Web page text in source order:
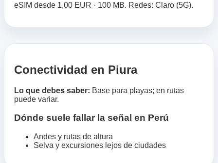
eSIM desde 1,00 EUR · 100 MB. Redes: Claro (5G).
Conectividad en Piura
Lo que debes saber: Base para playas; en rutas
puede variar.
Dónde suele fallar la señal en Perú
Andes y rutas de altura
Selva y excursiones lejos de ciudades